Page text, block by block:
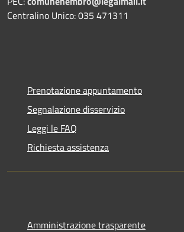
Centralino Unico: 035 471311
Prenotazione appuntamento
Segnalazione disservizio
Leggi le FAQ
Richiesta assistenza
Amministrazione trasparente